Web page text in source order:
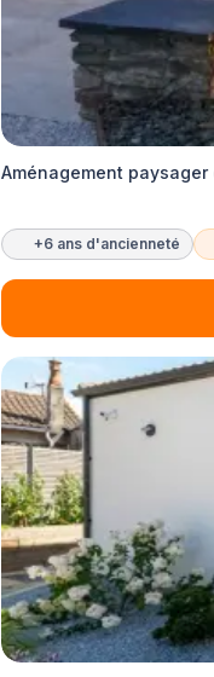
Aménagement
+6 ans d'ancienneté